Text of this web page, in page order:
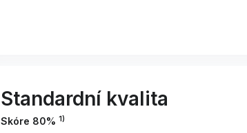
Standardní kvalita
Skóre 80% 1)